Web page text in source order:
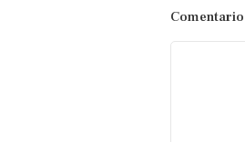
Comentario